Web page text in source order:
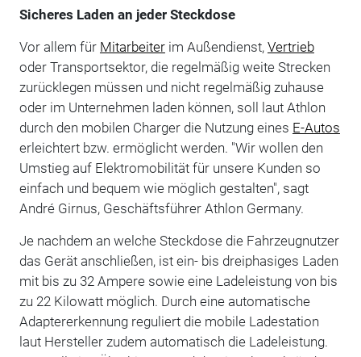
Sicheres Laden an jeder Steckdose
Vor allem für Mitarbeiterim Außendienst, Vertrieb
oder Transportsektor, die regelmäßig weite Strecken
zurücklegen müssen und nicht regelmäßig zuhause
oder im Unternehmen laden können, soll laut Athlon
durch den mobilen Charger die Nutzung eines E-Autos
erleichtert bzw. ermöglicht werden. "Wir wollen den
Umstieg auf Elektromobilität für unsere Kunden so
einfach und bequem wie möglich gestalten", sagt
André Girnus, Geschäftsführer Athlon Germany.
Je nachdem an welche Steckdose die Fahrzeugnutzer
das Gerät anschließen, ist ein- bis dreiphasiges Laden
mit bis zu 32 Ampere sowie eine Ladeleistung von bis
zu 22 Kilowatt möglich. Durch eine automatische
Adaptererkennung reguliert die mobile Ladestation
laut Hersteller zudem automatisch die Ladeleistung.